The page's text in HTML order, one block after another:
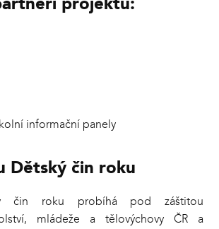
informační panely
Dětský čin roku
čin roku probíhá pod záštitou
mládeže a tělovýchovy ČR a